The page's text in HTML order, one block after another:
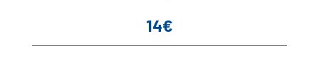
Prix
14€